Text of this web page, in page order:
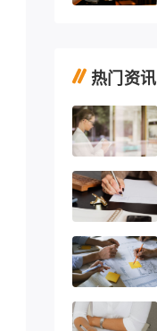
热门资讯